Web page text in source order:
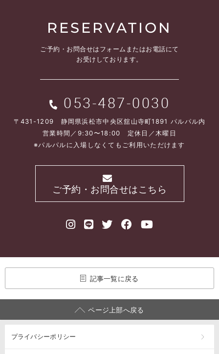
RESERVATION
ご予約・お問合せはフォームまたはお電話にて
お受けしております。
053-487-0030
〒431-1209 静岡県浜松市中央区舘山寺町1891 パルパル内
営業時間／9:30〜18:00 定休日／木曜日
※パルパルに入場しなくてもご利用いただけます
ご予約・お問合せはこちら
記事一覧に戻る
ページ上部へ戻る
プライバシーポリシー